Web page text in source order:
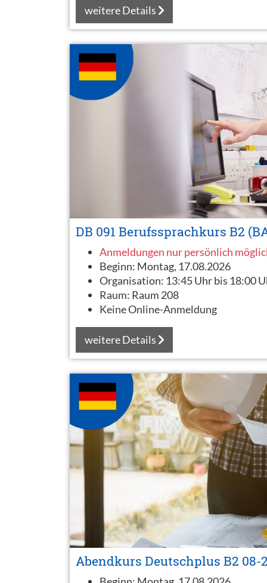
weitere Details
DB 091 Berufssprachkurs B2
Anmeldungen nur persönlich
Beginn: Montag, 17.08.2026
Organisation: 13:45 Uhr bis 18:00
Raum: Raum 208
Keine Online-Anmeldung
weitere Details
Abendkurs Deutschplus B2 08-